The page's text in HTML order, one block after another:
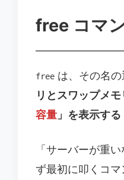
free コマ
free は、その名の
リとスワップメモ
容量 」を表示する
「サーバーが重
ず最初に叩くコマ